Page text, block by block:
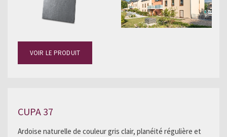
VOIR LE PRODUIT
CUPA 37
Ardoise naturelle de couleur gris clair, planéité régulière et